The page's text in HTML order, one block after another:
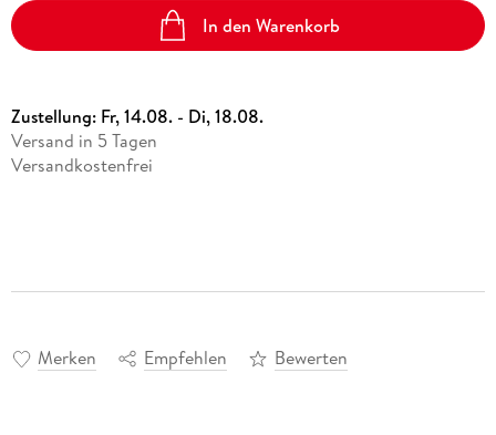
In den Warenkorb
Zustellung: Fr, 14.08. - Di, 18.08.
Versand in 5 Tagen
Versandkostenfrei
Merken Empfehlen Bewerten